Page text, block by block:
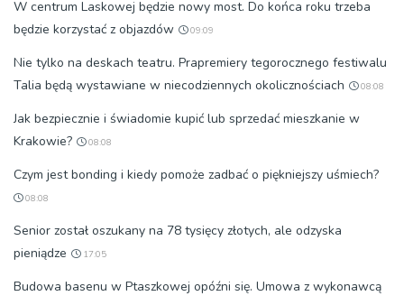
W centrum Laskowej będzie nowy most. Do końca roku trzeba
będzie korzystać z objazdów
09:09
Nie tylko na deskach teatru. Prapremiery tegorocznego festiwalu
Talia będą wystawiane w niecodziennych okolicznościach
08:08
Jak bezpiecznie i świadomie kupić lub sprzedać mieszkanie w
Krakowie?
08:08
Czym jest bonding i kiedy pomoże zadbać o piękniejszy uśmiech?
08:08
Senior został oszukany na 78 tysięcy złotych, ale odzyska
pieniądze
17:05
Budowa basenu w Ptaszkowej opóźni się. Umowa z wykonawcą